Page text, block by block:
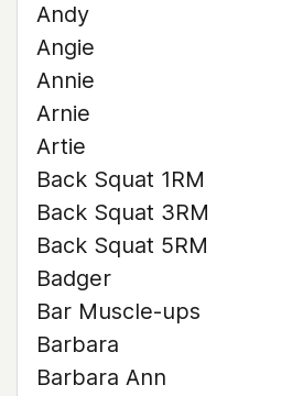
Andy
Angie
Annie
Arnie
Artie
Back Squat 1RM
Back Squat 3RM
Back Squat 5RM
Badger
Bar Muscle-ups
Barbara
Barbara Ann